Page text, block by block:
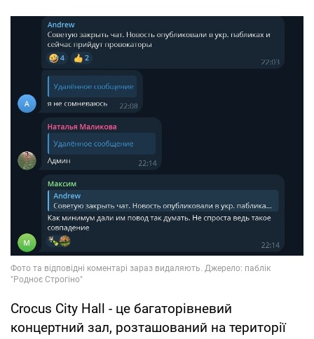
Crocus City Hall - це багаторівневий
концертний зал, розташований на території